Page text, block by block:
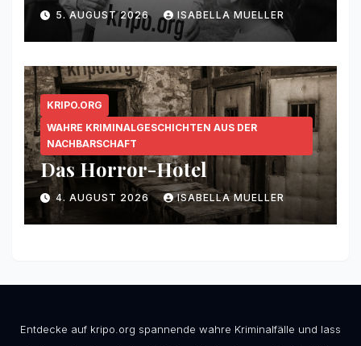
5. AUGUST 2026 ISABELLA MUELLER
KRIPO.ORG
WAHRE KRIMINALGESCHICHTEN AUS DER
NACHBARSCHAFT
Das Horror-Hotel
4. AUGUST 2026 ISABELLA MUELLER
Entdecke auf kripo.org spannende wahre Kriminalfälle und lass